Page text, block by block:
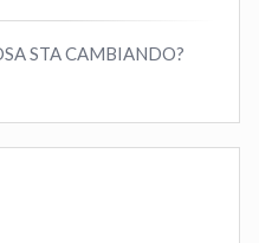
STA CAMBIANDO?